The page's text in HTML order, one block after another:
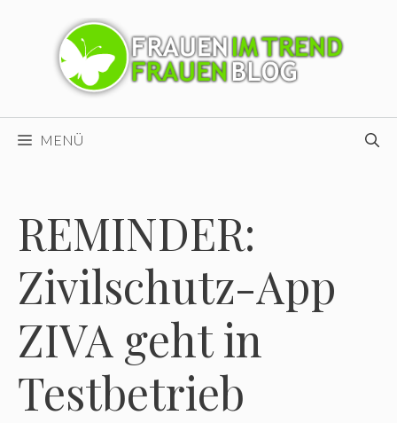
MENÜ
REMINDER:
Zivilschutz-App
ZIVA geht in
Testbetrieb